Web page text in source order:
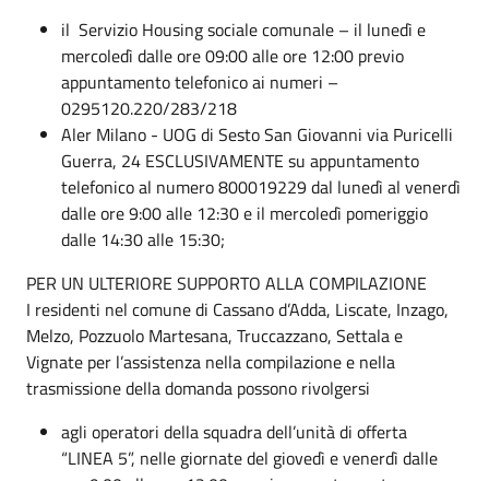
il Servizio Housing sociale comunale – il lunedì e
mercoledì dalle ore 09:00 alle ore 12:00 previo
appuntamento telefonico ai numeri –
0295120.220/283/218
Aler Milano - UOG di Sesto San Giovanni via Puricelli
Guerra, 24 ESCLUSIVAMENTE su appuntamento
telefonico al numero 800019229 dal lunedì al venerdì
dalle ore 9:00 alle 12:30 e il mercoledì pomeriggio
dalle 14:30 alle 15:30;
PER UN ULTERIORE SUPPORTO ALLA COMPILAZIONE
I residenti nel comune di Cassano d’Adda, Liscate, Inzago,
Melzo, Pozzuolo Martesana, Truccazzano, Settala e
Vignate per l’assistenza nella compilazione e nella
trasmissione della domanda possono rivolgersi
agli operatori della squadra dell’unità di offerta
“LINEA 5”, nelle giornate del giovedì e venerdì dalle